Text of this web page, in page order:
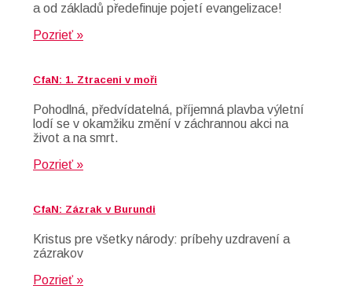
a od základů předefinuje pojetí evangelizace!
Pozrieť »
CfaN: 1. Ztraceni v moři
Pohodlná, předvídatelná, příjemná plavba výletní
lodí se v okamžiku změní v záchrannou akci na
život a na smrt.
Pozrieť »
CfaN: Zázrak v Burundi
Kristus pre všetky národy: príbehy uzdravení a
zázrakov
Pozrieť »